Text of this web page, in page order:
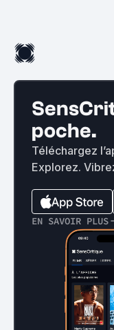
poche.
Téléchargez
Explorez.
EN SAVOIR PLUS